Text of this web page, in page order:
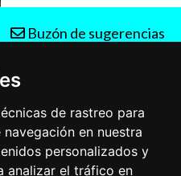
de rastreo para
en nuestra
personalizados y
analizar el tráfico en
Buzón de sugerencias